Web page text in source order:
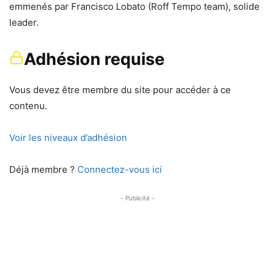
emmenés par Francisco Lobato (Roff Tempo team), solide
leader.
Adhésion requise
Vous devez être membre du site pour accéder à ce
contenu.
Voir les niveaux d’adhésion
Déjà membre ? Connectez-vous ici
- Publicité -